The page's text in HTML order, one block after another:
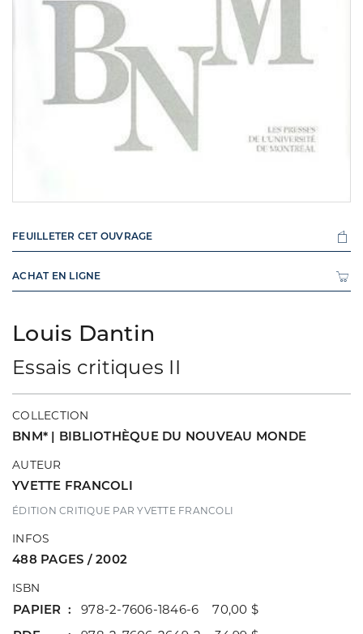
Louis Dantin
Essais critiques II
COLLECTION
BNM* | BIBLIOTHÈQUE DU NOUVEAU MONDE
AUTEUR
YVETTE FRANCOLI
ÉDITION CRITIQUE PAR YVETTE FRANCOLI
INFOS
488 PAGES / 2002
ISBN
PAPIER
978-2-7606-1846-6 70,00 $
FEUILLETER CET OUVRAGE
ACHAT EN LIGNE